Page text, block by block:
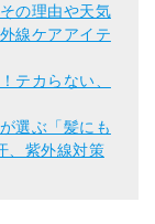
の理由や天気
線ケアアイテ
テカらない、
選ぶ「髪にも
、紫外線対策